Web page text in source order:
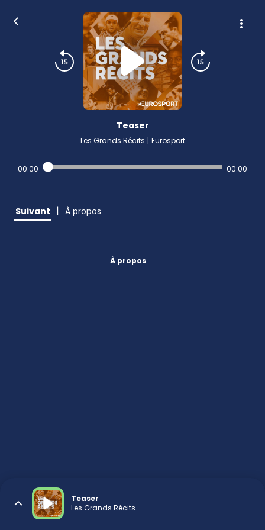
Teaser
Les Grands Récits | Eurosport
00:00 00:00
Suivant | À propos
À propos
Teaser
Les Grands Récits